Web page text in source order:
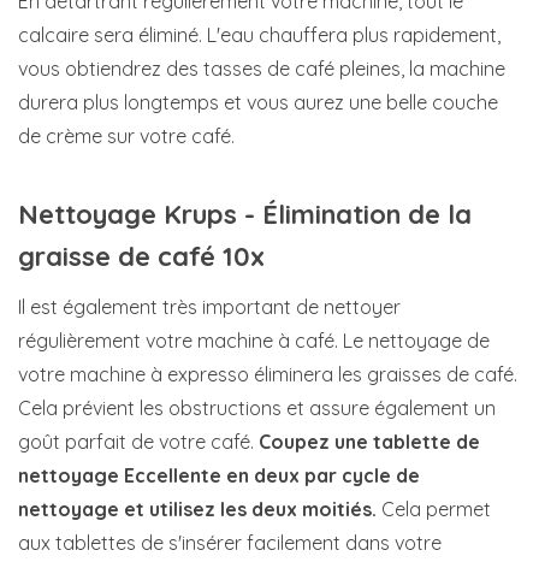
calcaire sera éliminé. L'eau chauffera plus rapidement,
vous obtiendrez des tasses de café pleines, la machine
durera plus longtemps et vous aurez une belle couche
de crème sur votre café.
Nettoyage Krups - Élimination de la
graisse de café 10x
Il est également très important de nettoyer
régulièrement votre machine à café. Le nettoyage de
votre machine à expresso éliminera les graisses de café.
Cela prévient les obstructions et assure également un
goût parfait de votre café. Coupez une tablette de
nettoyage Eccellente en deux par cycle de
nettoyage et utilisez les deux moitiés. Cela permet
aux tablettes de s'insérer facilement dans votre